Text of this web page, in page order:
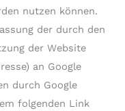
nutzen können.
der durch den
der Website
an Google
durch Google
folgenden Link